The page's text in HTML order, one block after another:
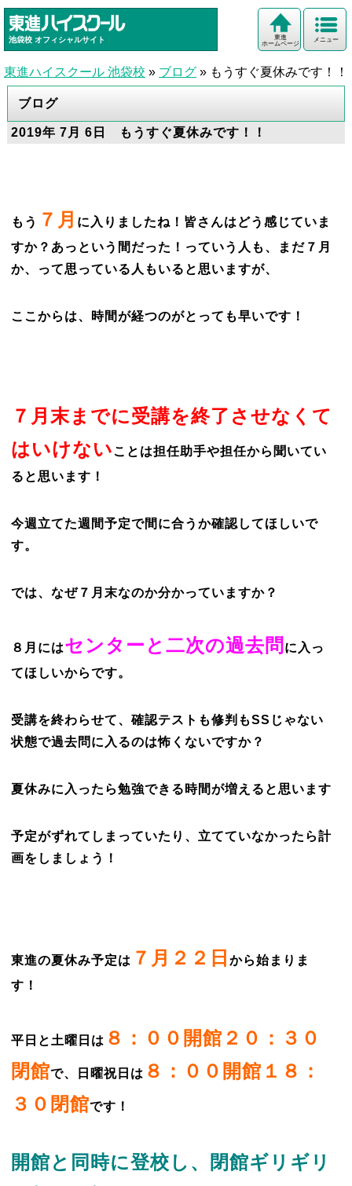
池袋校 オフィシャルサイト メニュー
東進
ホームページ
東進ハイスクール 池袋校 » ブログ » もうすぐ夏休みです！！
ブログ
2019年 7月 6日 もうすぐ夏休みです！！
もう ７月 に入りましたね！皆さんはどう感じていま
すか？あっという間だった！っていう人も、まだ７月
か、って思っている人もいると思いますが、
ここからは、時間が経つのがとっても早いです！
７月末までに受講を終了させなくて
はいけないことは担任助手や担任から聞いてい
ると思います！
今週立てた週間予定で間に合うか確認してほしいで
す。
では、なぜ７月末なのか分かっていますか？
８月にはセンターと二次の過去問 に入っ
てほしいからです。
受講を終わらせて、確認テストも修判もSSじゃない
状態で過去問に入るのは怖くないですか？
夏休みに入ったら勉強できる時間が増えると思います
予定がずれてしまっていたり、立てていなかったら計
画をしましょう！
東進の夏休み予定は ７月２２日 から始まりま
す！
平日と土曜日は ８：００開館２０：３０
閉館で、日曜祝日は ８：００開館１８：
３０閉館です！
開館と同時に登校し、閉館ギリギリ